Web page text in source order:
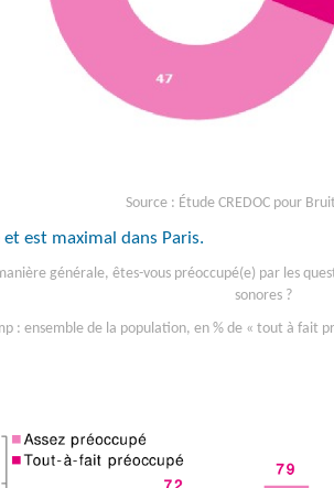
Source : Étude CREDOC pour
et est maximal dans Paris.
générale, êtes-vous préoccupé(e) par les
sonores ?
: ensemble de la population, en % de « tout à fait